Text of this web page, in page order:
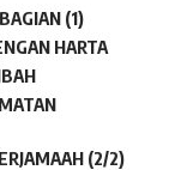
(1)
HARTA
(2/2)